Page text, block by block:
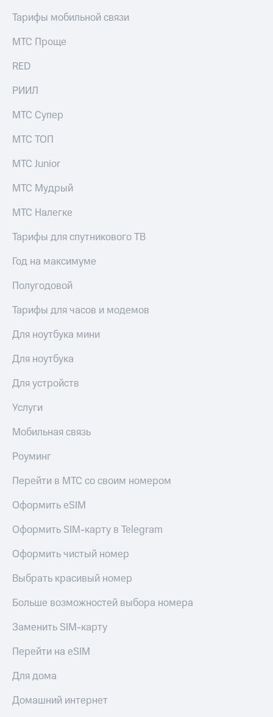
Тарифы мобильной связи
МТС Проще
RED
РИИЛ
МТС Супер
МТС ТОП
МТС Junior
МТС Мудрый
МТС Налегке
Тарифы для спутникового ТВ
Год на максимуме
Полугодовой
Тарифы для часов и модемов
Для ноутбука мини
Для ноутбука
Для устройств
Услуги
Мобильная связь
Роуминг
Перейти в МТС со своим номером
Оформить eSIM
Оформить SIM-карту в Telegram
Оформить чистый номер
Выбрать красивый номер
Больше возможностей выбора номера
Заменить SIM-карту
Перейти на eSIM
Для дома
Домашний интернет